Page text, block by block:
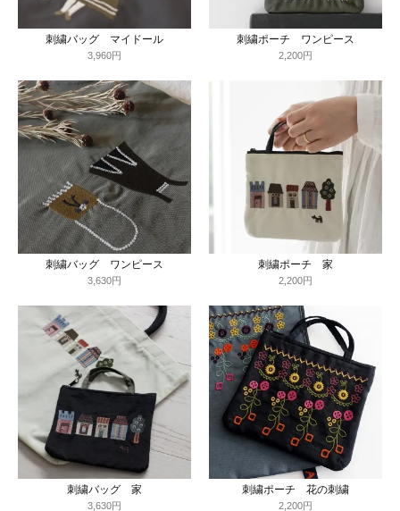
刺繍バッグ マイドール
3,960円
刺繍ポーチ ワンピース
2,200円
刺繍バッグ ワンピース
3,630円
刺繍ポーチ 家
2,200円
刺繍バッグ 家
3,630円
刺繍ポーチ 花の刺繍
2,200円